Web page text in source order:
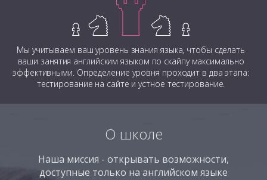
Мы учитываем ваш уровень знания языка, чтобы сделать
ваши занятия английским языком по скайпу максимально
эффективными. Определение уровня проходит в два этапа:
тестирование на сайте и устное тестирование.
О школе
Наша миссия - открывать возможности,
доступные только на английском языке